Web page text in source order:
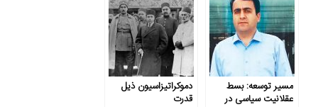
مسیر توسعه: بسط
عقلانیت سیاسی در
دموکراتیزاسیون ذیل
قدرت